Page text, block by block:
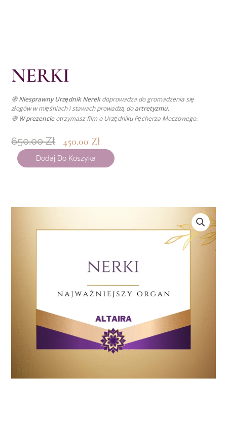
NERKI
🧭Niesprawny Urzędnik Nerekdoprowadza do gromadzenia się
złogów w mięśniach i stawach prowadzą doartretyzmu.
🧭 W prezencieotrzymasz film o Urzędniku Pęcherza Moczowego.
650.00Zł
Pierwotna
Cena
Wynosiła:
450.00 ZłAktualna
Cena
Wynosi:
ilość
NERKI
Dodaj Do Koszyka